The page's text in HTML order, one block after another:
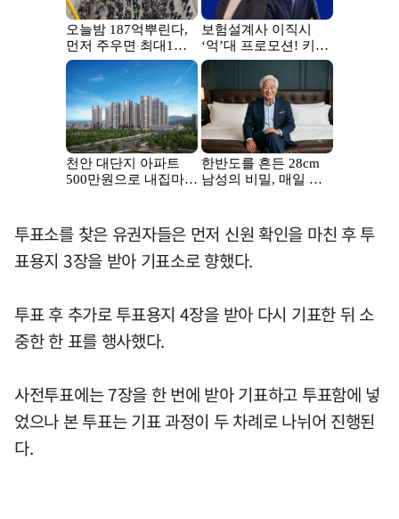
투표소를 찾은 유권자들은 먼저 신원 확인을 마친 후 투
표용지 3장을 받아 기표소로 향했다.
투표 후 추가로 투표용지 4장을 받아 다시 기표한 뒤 소
중한 한 표를 행사했다.
사전투표에는 7장을 한 번에 받아 기표하고 투표함에 넣
었으나 본 투표는 기표 과정이 두 차례로 나뉘어 진행된
다.